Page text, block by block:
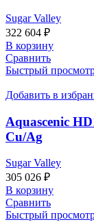
Sugar Valley
322 604 ₽
В корзину
Сравнить
Быстрый
Добавить в
Aquascenic
Cu/Ag
Sugar Valley
305 026 ₽
В корзину
Сравнить
Быстрый